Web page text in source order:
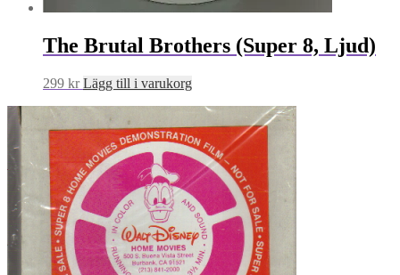
The Brutal Brothers (Super 8, Ljud)
299 kr Lägg till i varukorg